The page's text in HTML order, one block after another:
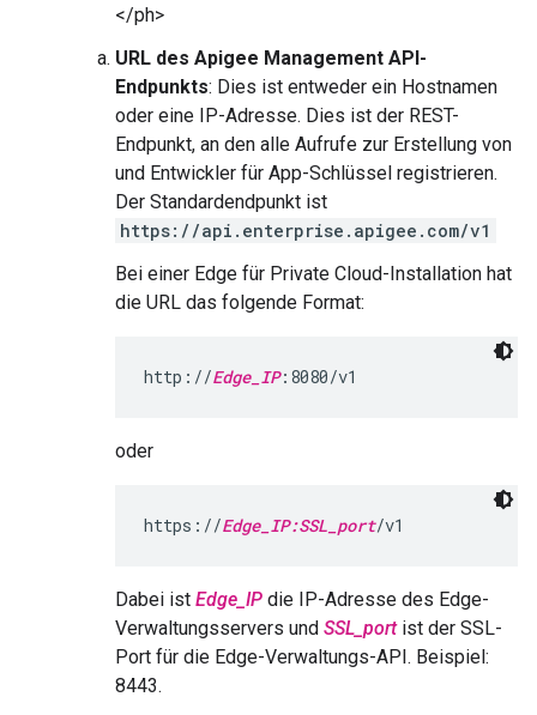
</ph>
URL des Apigee Management API-
Endpunkts: Dies ist entweder ein Hostnamen
oder eine IP-Adresse. Dies ist der REST-
Endpunkt, an den alle Aufrufe zur Erstellung von
und Entwickler für App-Schlüssel registrieren.
Der Standardendpunkt ist
https://api.enterprise.apigee.com/v1
Bei einer Edge für Private Cloud-Installation hat
die URL das folgende Format:
http://Edge_IP:8080/v1
oder
https://Edge_IP:SSL_port/v1
Dabei ist Edge_IP die IP-Adresse des Edge-
Verwaltungsservers und SSL_portist der SSL-
Port für die Edge-Verwaltungs-API. Beispiel:
8443.